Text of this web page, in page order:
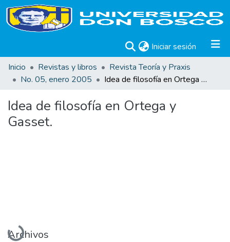
Iniciar sesión (current)
Inicio
Revistas y libros
Revista Teoría y Praxis
No. 05, enero 2005
Idea de filosofía en Ortega y Gasset.
Idea de filosofía en Ortega y
Gasset.
Cargando...
Archivos